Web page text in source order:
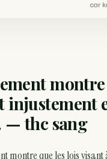
car
injustement
— thc sang
montre que les lois